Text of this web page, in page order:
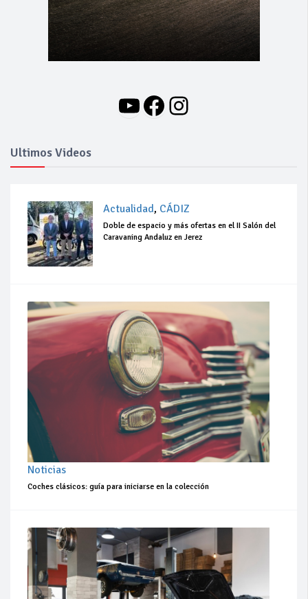
YouTube
Facebook
Instagram
Ultimos Videos
Actualidad, CÁDIZ
Doble de espacio y más ofertas en el II Salón del
Caravaning Andaluz en Jerez
Noticias
Coches clásicos: guía para iniciarse en la colección